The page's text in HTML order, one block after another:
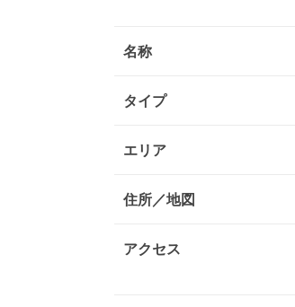
名称
タイプ
エリア
住所／地図
アクセス